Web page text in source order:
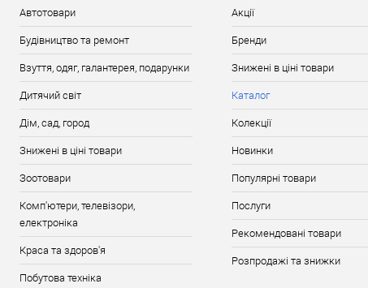
Автотовари
Будівництво та ремонт
Взуття, одяг, галантерея, подарунки
Дитячий світ
Дім, сад, город
Знижені в ціні товари
Зоотовари
Комп'ютери, телевізори,
електроніка
Краса та здоров'я
Побутова техніка
Акції
Бренди
Знижені в ціні товари
Каталог
Колекції
Новинки
Популярні товари
Послуги
Рекомендовані товари
Розпродажі та знижки